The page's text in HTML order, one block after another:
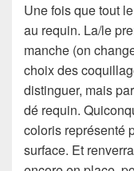
Une fois que tout
au requin. La/le
manche (on
choix des
distinguer, mais
dé requin.
coloris représenté
surface. Et